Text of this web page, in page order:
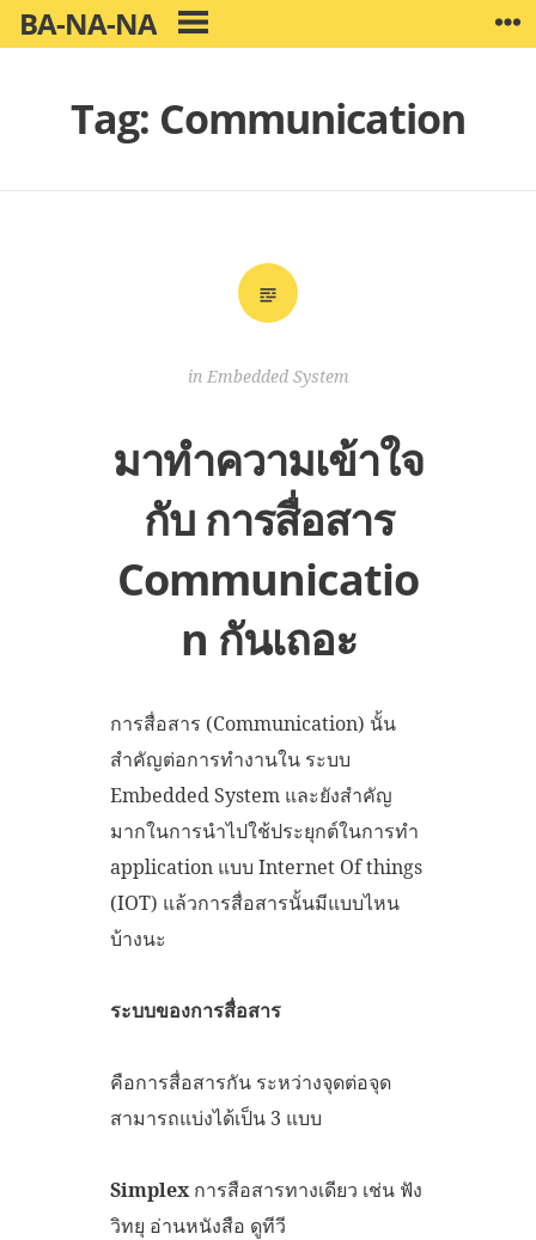
Skip
to
BA-NA-NA
PRIMARY
MENU
Tag: Communication
in Embedded System
มาทำความเข้าใจ
กับ การสื่อสาร
Communicatio
n กันเถอะ
การสื่อสาร (Communication) นั้น
สำคัญต่อการทำงานใน ระบบ
Embedded System และยังสำคัญ
มากในการนำไปใช้ประยุกต์ในการทำ
application แบบ Internet Of things
(IOT) แล้วการสื่อสารนั้นมีแบบไหน
บ้างนะ
ระบบของการสื่อสาร
คือการสื่อสารกัน ระหว่างจุดต่อจุด
สามารถแบ่งได้เป็น 3 แบบ
Simplexการสือสารทางเดียว เช่น ฟัง
วิทยุ อ่านหนังสือ ดูทีวี